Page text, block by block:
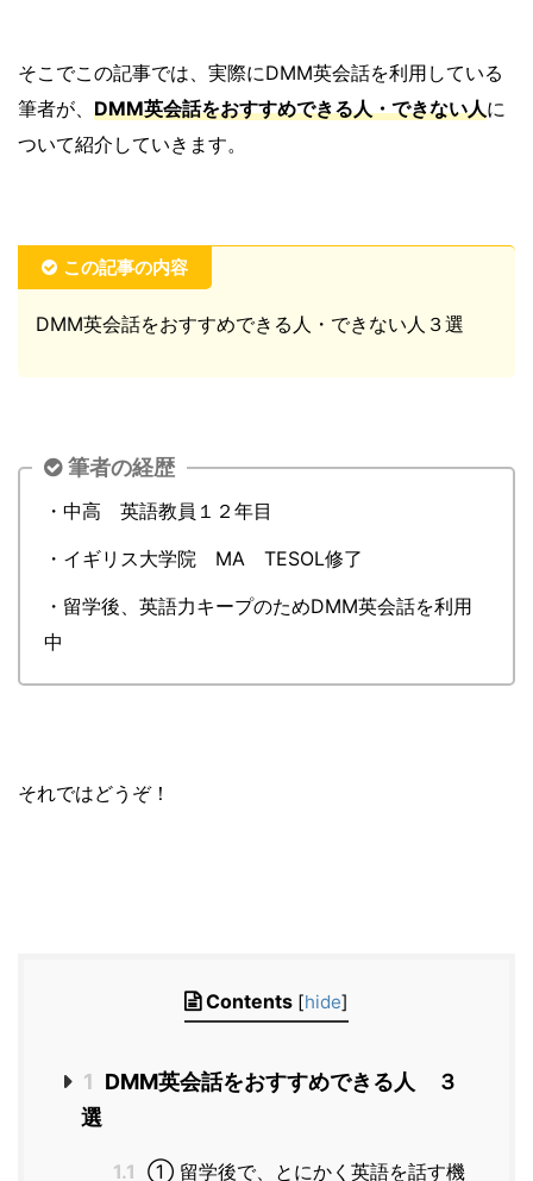
そこでこの記事では、実際にDMM英会話を利用している
筆者が、 DMM英会話をおすすめできる人・できない人に
ついて紹介していきます。
この記事の内容
DMM英会話をおすすめできる人・できない人３選
筆者の経歴
・中高 英語教員１２年目
・イギリス大学院 MA TESOL修了
・留学後、英語力キープのためDMM英会話を利用
中
それではどうぞ！
Contents [hide]
1 DMM英会話をおすすめできる人 ３
選
1.1 ① 留学後で、とにかく英語を話す機